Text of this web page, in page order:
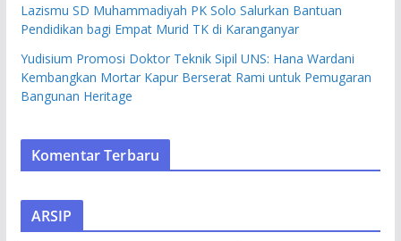
Lazismu SD Muhammadiyah PK Solo Salurkan Bantuan
Pendidikan bagi Empat Murid TK di Karanganyar
Yudisium Promosi Doktor Teknik Sipil UNS: Hana Wardani
Kembangkan Mortar Kapur Berserat Rami untuk Pemugaran
Bangunan Heritage
Komentar Terbaru
ARSIP